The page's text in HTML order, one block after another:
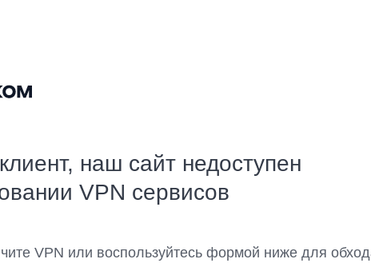
наш сайт недоступен
VPN сервисов
VPN или воспользуйтесь формой ниже для